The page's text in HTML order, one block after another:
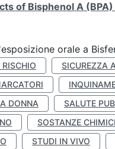
of Bisphenol A
orale a
SICUREZZA
DONNA SALUTE
SOSTANZE
STUDI IN VIVO